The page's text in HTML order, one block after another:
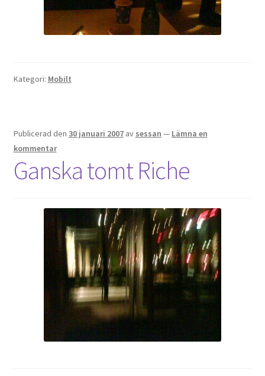
Kategori: Mobilt
Publicerad den 30 januari 2007 av sessan — Lämna en
kommentar
Ganska tomt Riche